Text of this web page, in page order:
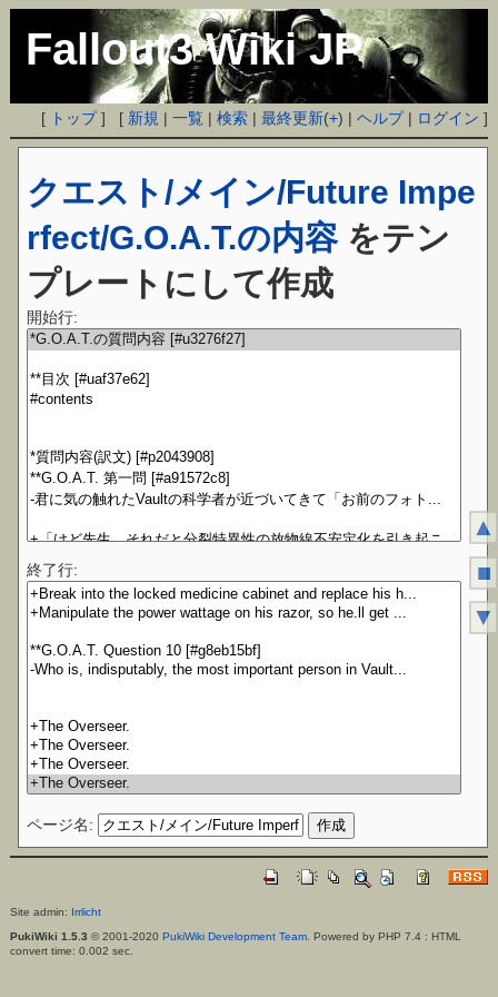
Fallout3 Wiki JP
[ トップ] [ 新規 |一覧 |検索 |最終更新(+) |ヘルプ| ログイン ]
クエスト/メイン/Future Impe
rfect/G.O.A.T.の内容をテン
プレートにして作成
開始行:
終了行:
ページ名:
Site admin: Irrlicht
PukiWiki 1.5.3 © 2001-2020 PukiWiki Development Team. Powered by PHP 7.4 : HTML
convert time: 0.002 sec.
▲
■
▼